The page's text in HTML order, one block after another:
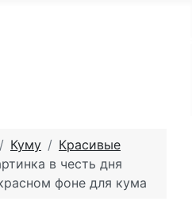
Куму
Красивые
в честь дня
фоне для кума